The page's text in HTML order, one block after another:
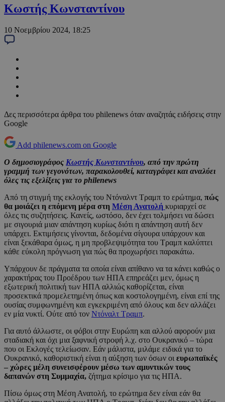
Κωστής Κωνσταντίνου
10 Νοεμβρίου 2024, 18:25
Δες περισσότερα άρθρα του philenews όταν αναζητάς ειδήσεις στην
Google
Add philenews.com on Google
Ο δημοσιογράφος Κωστής Κωνσταντίνου, από την πρώτη
γραμμή των γεγονότων, παρακολουθεί, καταγράφει και αναλύει
όλες τις εξελίξεις για το philenews
Από τη στιγμή της εκλογής του Ντόναλντ Τραμπ το ερώτημα, πώς
θα μοιάζει η επόμενη μέρα στη Μέση Ανατολή κυριαρχεί σε
όλες τις συζητήσεις. Κανείς, ωστόσο, δεν έχει τολμήσει να δώσει
με σιγουριά μιαν απάντηση κυρίως διότι η απάντηση αυτή δεν
υπάρχει. Εκτιμήσεις γίνονται, δεδομένα σίγουρα υπάρχουν και
είναι ξεκάθαρα όμως, η μη προβλεψιμότητα του Τραμπ καλύπτει
κάθε εύκολη πρόγνωση για πώς θα προχωρήσει παρακάτω.
Υπάρχουν δε πράγματα τα οποία είναι απίθανο να τα κάνει καθώς ο
χαρακτήρας του Προέδρου των ΗΠΑ επηρεάζει μεν, όμως η
εξωτερική πολιτική των ΗΠΑ αλλιώς καθορίζεται, είναι
προσεκτικά προμελετημένη όπως και κοστολογημένη, είναι επί της
ουσίας συμφωνημένη και εγκεκριμένη από όλους και δεν αλλάζει
εν μία νυκτί. Ούτε από τον Ντόναλτ Τραμπ.
Για αυτό άλλωστε, οι φόβοι στην Ευρώπη και αλλού αφορούν μια
σταδιακή και όχι μια ξαφνική στροφή λ.χ. στο Ουκρανικό – τώρα
που οι Εκλογές τελείωσαν. Εάν μάλιστα, μιλάμε ειδικά για το
Ουκρανικό, καθοριστική είναι η αύξηση των όσων οι ευρωπαϊκές
– χώρες μέλη συνεισφέρουν μέσω των αμυντικών τους
δαπανών στη Συμμαχία, ζήτημα κρίσιμο για τις ΗΠΑ.
Πίσω όμως στη Μέση Ανατολή, το ερώτημα δεν είναι εάν θα